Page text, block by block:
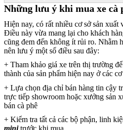
Những lưu ý khi mua xe cà
Hiện nay, có rất nhiều cơ sở sản xuất
Điều này vừa mang lại cho khách
cũng đem đến không ít rủi ro. Nhằm
nên lưu ý một số điều sau đây:
+ Tham khảo giá xe trên thị trường
thành của sản phẩm hiện nay ở các
+ Lựa chọn địa chỉ bán hàng tin cậy
trực tiếp showroom hoặc xưởng sản
bán cà phê
+ Kiểm tra tất cả các bộ phận, linh